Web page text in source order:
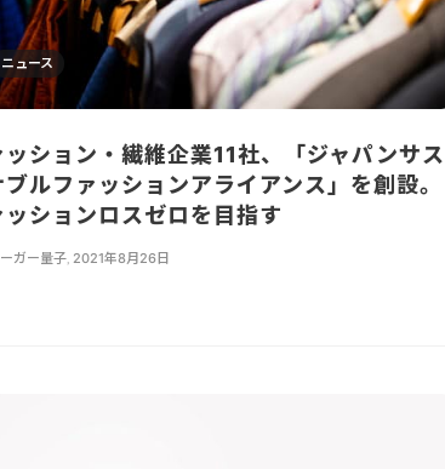
ニュース
ッション・繊維企業11社、「ジャパンサス
ブルファッションアライアンス」を創設。
ッションロスゼロを目指す
ガー量子 2021年8月26日